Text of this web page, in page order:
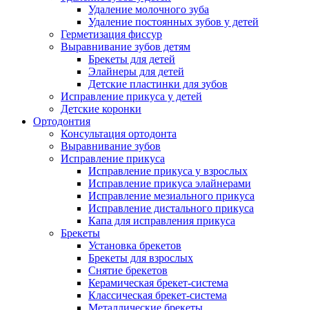
Удаление молочного зуба
Удаление постоянных зубов у детей
Герметизация фиссур
Выравнивание зубов детям
Брекеты для детей
Элайнеры для детей
Детские пластинки для зубов
Исправление прикуса у детей
Детские коронки
Ортодонтия
Консультация ортодонта
Выравнивание зубов
Исправление прикуса
Исправление прикуса у взрослых
Исправление прикуса элайнерами
Исправление мезиального прикуса
Исправление дистального прикуса
Капа для исправления прикуса
Брекеты
Установка брекетов
Брекеты для взрослых
Снятие брекетов
Керамическая брекет-система
Классическая брекет-система
Металлические брекеты